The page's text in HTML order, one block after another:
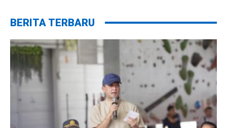
BERITA TERBARU